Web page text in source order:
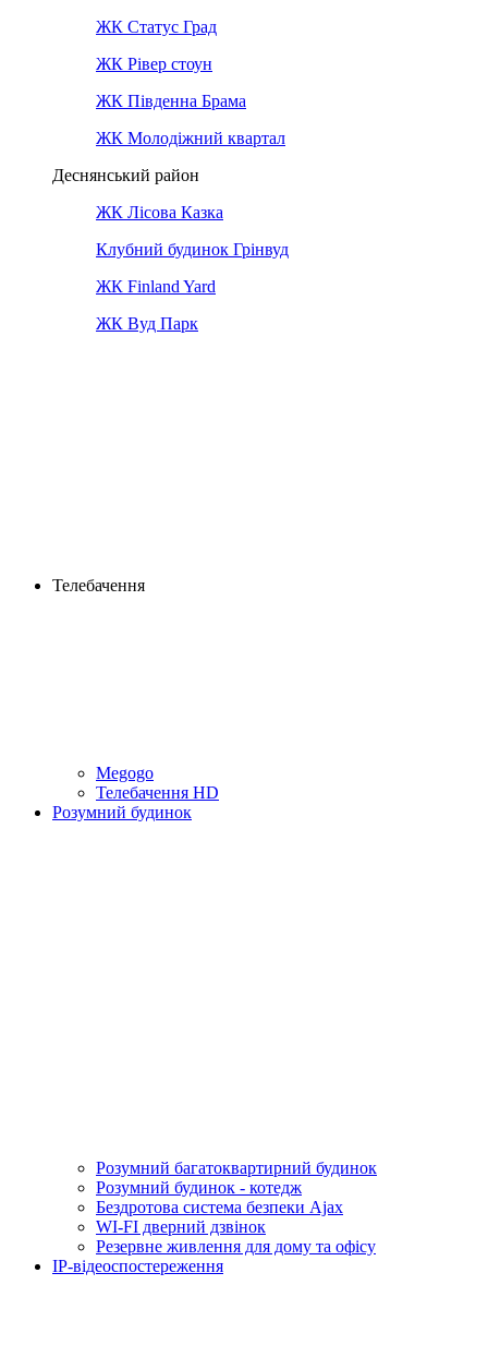
ЖК Статус Град
ЖК Рівер стоун
ЖК Південна Брама
ЖК Молодіжний квартал
Деснянський район
ЖК Лісова Казка
Клубний будинок Грінвуд
ЖК Finland Yard
ЖК Вуд Парк
Телебачення
Megogo
Телебачення HD
Розумний будинок
Розумний багатоквартирний будинок
Розумний будинок - котедж
Бездротова система безпеки Ajax
WI-FI дверний дзвінок
Резервне живлення для дому та офісу
IP-відеоспостереження